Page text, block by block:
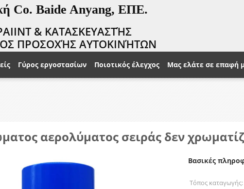
Co. Baide Anyang, ΕΠΕ.
& ΚΑΤΑΣΚΕΥΑΣΤΉΣ
ΠΡΟΣΟΧΉΣ ΑΥΤΟΚΙΝΉΤΩΝ
Γύρος εργοστασίων Ποιοτικός έλεγχος Μας ελάτε σε επαφή
αερολύματος σειράς δεν
Βασικές
Τόπος καταγωγής: